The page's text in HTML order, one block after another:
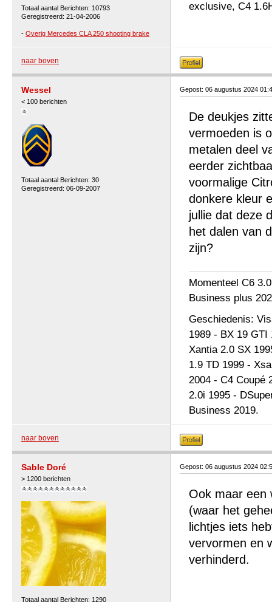
Totaal aantal Berichten: 10793
Geregistreerd: 21-04-2006
- Overig Mercedes CLA 250 shooting brake
exclusive, C4
naar boven
Wessel
< 100 berichten
Totaal aantal Berichten: 30
Geregistreerd: 06-09-2007
Gepost: 06 augustus 2024
De deukjes
vermoeden is
metalen deel
eerder
voormalige
donkere kleur
jullie dat deze
het dalen van
zijn?
Momenteel C6
Business plus
Geschiedenis:
1989 - BX 19 GTI
Xantia 2.0 SX
1.9 TD 1999 -
2004 - C4 Coupé
2.0i 1995 -
Business 2019.
naar boven
Sable Doré
> 1200 berichten
Totaal aantal Berichten: 1290
Gepost: 06 augustus 2024
Ook maar een
(waar het
lichtjes iets
vervormen en
verhinderd.